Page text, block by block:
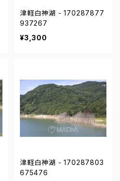
津軽白神湖 - 170287877
937267
¥3,300
津軽白神湖 - 170287803
675476